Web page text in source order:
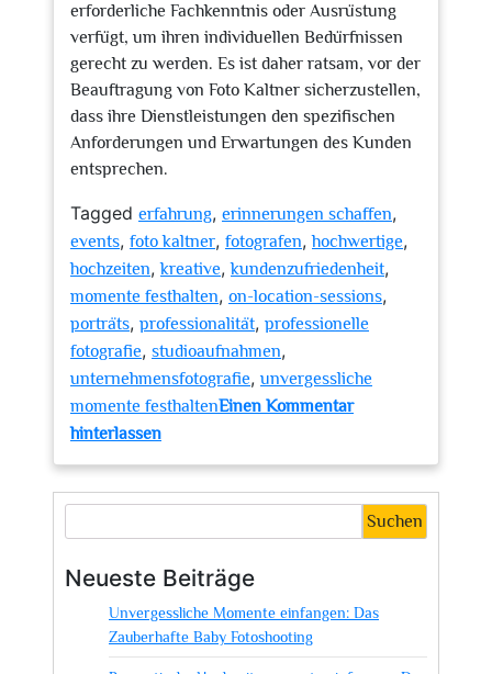
erforderliche Fachkenntnis oder Ausrüstung
verfügt, um ihren individuellen Bedürfnissen
gerecht zu werden. Es ist daher ratsam, vor der
Beauftragung von Foto Kaltner sicherzustellen,
dass ihre Dienstleistungen den spezifischen
Anforderungen und Erwartungen des Kunden
entsprechen.
Tagged erfahrung, erinnerungen schaffen,
events, foto kaltner, fotografen,hochwertige,
hochzeiten,kreative,kundenzufriedenheit,
momente festhalten, on-location-sessions,
porträts, professionalität, professionelle
fotografie, studioaufnahmen,
unternehmensfotografie, unvergessliche
momente festhaltenEinen Kommentar
hinterlassenzu
die
Welt
Fotografie
mit
Foto
Kaltner:
Suchen
Neueste Beiträge
Unvergessliche Momente einfangen: Das
Zauberhafte Baby Fotoshooting